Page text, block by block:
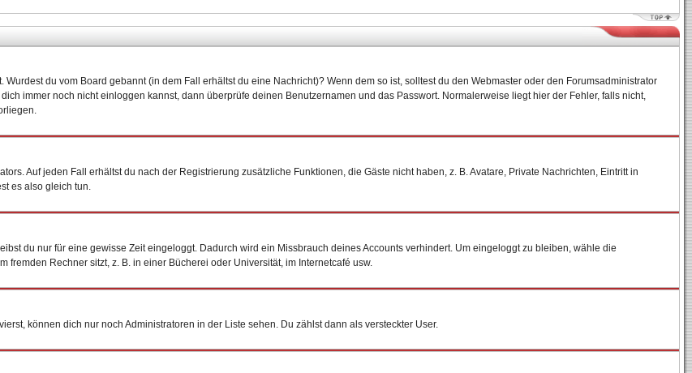
du vom Board gebannt (in dem Fall erhältst du eine Nachricht)? Wenn dem so ist, solltest du den Webmaster oder den Forumsadministrator
immer noch nicht einloggen kannst, dann überprüfe deinen Benutzernamen und das Passwort. Normalerweise liegt hier der Fehler, falls nicht,
Auf jeden Fall erhältst du nach der Registrierung zusätzliche Funktionen, die Gäste nicht haben, z. B. Avatare, Private Nachrichten, Eintritt in
es also gleich tun.
du nur für eine gewisse Zeit eingeloggt. Dadurch wird ein Missbrauch deines Accounts verhindert. Um eingeloggt zu bleiben, wähle die
Rechner sitzt, z. B. in einer Bücherei oder Universität, im Internetcafé usw.
können dich nur noch Administratoren in der Liste sehen. Du zählst dann als versteckter User.